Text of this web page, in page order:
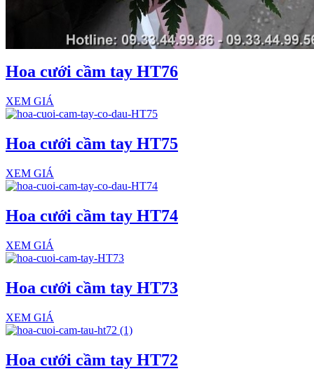
Hoa cưới cầm tay HT76
XEM GIÁ
Hoa cưới cầm tay HT75
XEM GIÁ
Hoa cưới cầm tay HT74
XEM GIÁ
Hoa cưới cầm tay HT73
XEM GIÁ
Hoa cưới cầm tay HT72